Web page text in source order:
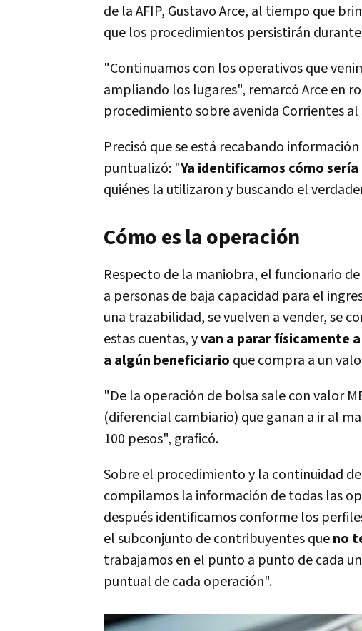
de la AFIP, Gustavo Arce, al tiempo que
que los procedimientos persistirán
"Continuamos con los operativos que
ampliando los lugares", remarcó Arce en
procedimiento sobre avenida Corrientes al
Precisó que se está recabando
puntualizó: "Ya identificamos cómo
quiénes la utilizaron y buscando el
Cómo es la operación
Respecto de la maniobra, el funcionario
a personas de baja capacidad para el
una trazabilidad, se vuelven a vender, se
estas cuentas, yvan a parar físicamente
a algún beneficiario que compra a un
"De la operación de bolsa sale con valor
(diferencial cambiario) que ganan a ir al
100 pesos", graficó.
Sobre el procedimiento y la continuidad
compilamos la información de todas las
después identificamos conforme los
el subconjunto de contribuyentes queno
trabajamos en el punto a punto de cada
puntual de cada operación".